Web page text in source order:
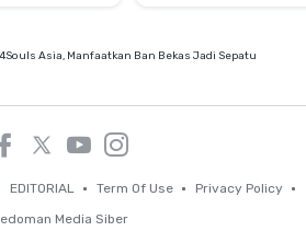
Asia, Manfaatkan Ban Bekas Jadi Sepatu
EDITORIAL Term Of Use
Privacy Policy
Media Siber